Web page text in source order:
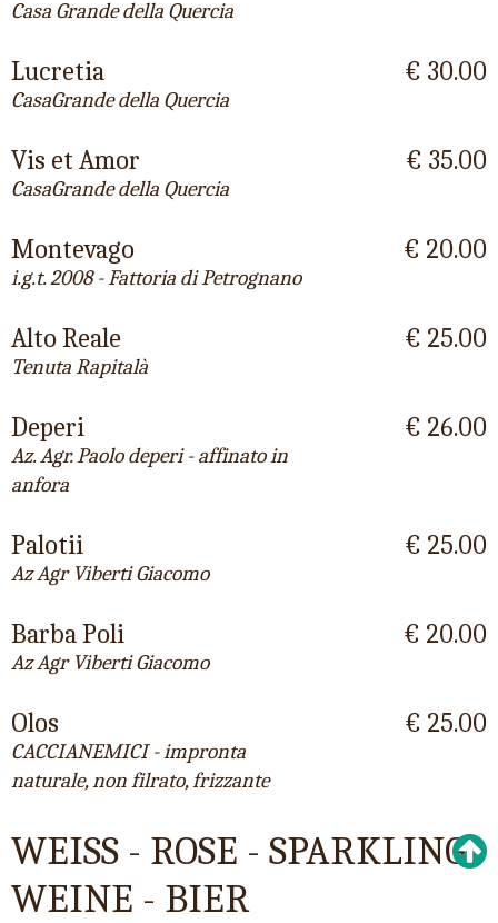
Casa Grande della Quercia
Lucretia
CasaGrande della Quercia
€ 30.00
Vis et Amor
CasaGrande della Quercia
€ 35.00
Montevago
i.g.t. 2008 - Fattoria di Petrognano
€ 20.00
Alto Reale
Tenuta Rapitalà
€ 25.00
Deperi
Az. Agr. Paolo deperi - affinato in
anfora
€ 26.00
Palotii
Az Agr Viberti Giacomo
€ 25.00
Barba Poli
Az Agr Viberti Giacomo
€ 20.00
Olos
CACCIANEMICI - impronta
naturale, non filrato, frizzante
€ 25.00
WEISS - ROSE - SPARKLING
WEINE - BIER